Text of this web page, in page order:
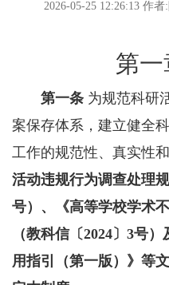
2026-05-25 12:26:13 作者
第一
第一条 为规范科研
案保存体系，建立健全
工作的规范性、真实性
活动违规行为调查处理
号）、《高等学校学术
（教科信〔2024〕3号
用指引（第一版）》等